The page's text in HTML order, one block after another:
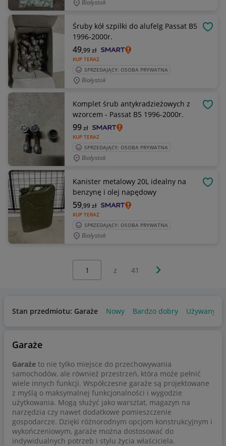
Białystok
Śruby kół szpilki do alufelg Passat B5
1996-2000r.
KUP TERAZ
49,99zł
SPRZEDAJĄCY: OSOBA PRYWATNA
Białystok
Komplet śrub antykradzieżowych z
wzorcem - Passat B5 1996-2000r.
KUP TERAZ
99zł
SPRZEDAJĄCY: OSOBA PRYWATNA
Białystok
Kanister metalowy 20L idealny na
benzynę i olej napędowy
KUP TERAZ
59,99zł
SPRZEDAJĄCY: OSOBA PRYWATNA
Białystok
z 41 Następna strona
Stan przedmiotu: Garaże Nowy Bardzo dobry Używany
Garaże
Garaże to nie tylko miejsce do przechowywania
samochodów, ale również przestrzeń, która może pełnić
wiele innych funkcji. Współczesne garaże są projektowane
z myślą o maksymalnej funkcjonalności i wygodzie
użytkowania. Mogą służyć jako warsztat, magazyn na
narzędzia czy nawet dodatkowe pomieszczenie
gospodarcze. Dzięki różnorodnym opcjom konstrukcyjnym i
wykończeniowym, garaże można dostosować do
indywidualnych potrzeb i stylu życia właściciela.